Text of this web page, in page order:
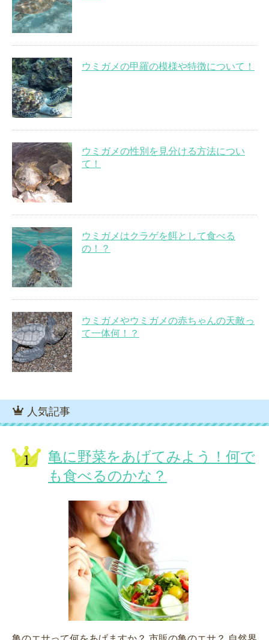
ウミガメの甲羅の模様や特徴について！
ウミガメの性別を見分ける方法につい
て！
ウミガメはクラゲを餌として食べる
の！？
ウミガメやウミガメの赤ちゃんの天敵っ
て一体何！？
人気記事
亀に野菜をあげてみよう！何で
も食べるのかな？